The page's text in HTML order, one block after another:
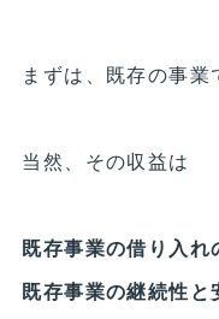
まずは、既存の事業
当然、その収益は
既存事業の借り入れ
既存事業の継続性